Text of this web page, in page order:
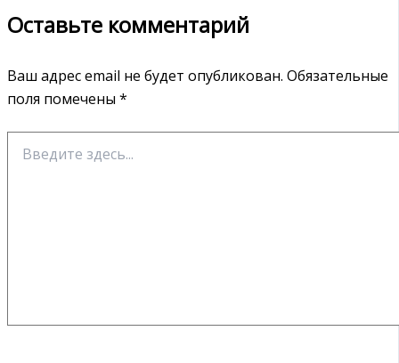
Оставьте комментарий
Ваш адрес email не будет опубликован. Обязательные
поля помечены *
здесь...